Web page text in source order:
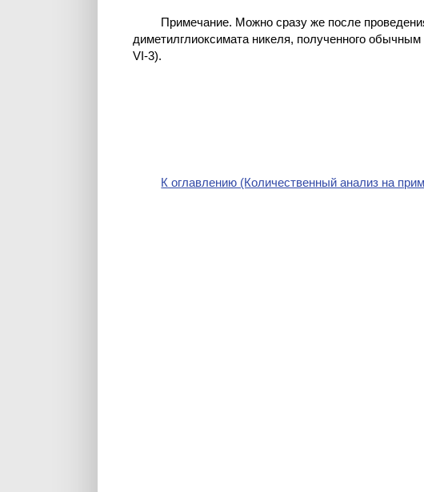
Примечание. Можно сразу же после
диметилглиоксимата никеля, полученного
VI-3).
К оглавлению (Количественный анализ на